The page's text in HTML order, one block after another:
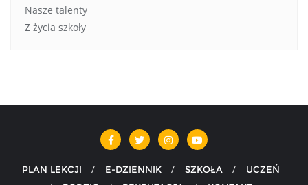
Nasze talenty
Z życia szkoły
PLAN LEKCJI E-DZIENNIK SZKOŁA
UCZEŃ